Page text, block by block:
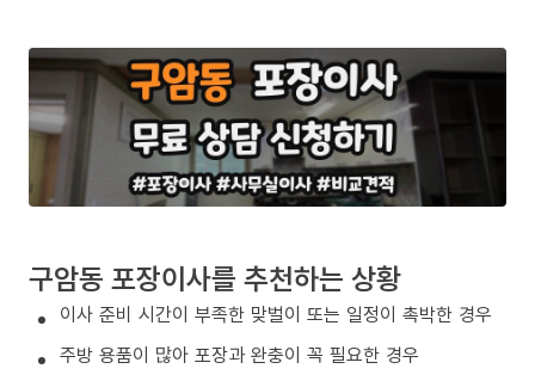
구암동 포장이사를 추천하는 상황
이사 준비 시간이 부족한 맞벌이 또는 일정이 촉박한 경우
주방 용품이 많아 포장과 완충이 꼭 필요한 경우